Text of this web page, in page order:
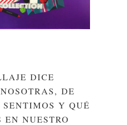
DICE
DE
SENTIMOS Y QUÉ
EN NUESTRO